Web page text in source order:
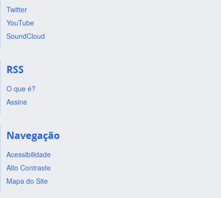
Twitter
YouTube
SoundCloud
RSS
O que é?
Assine
Navegação
Acessibilidade
Alto Contraste
Mapa do Site